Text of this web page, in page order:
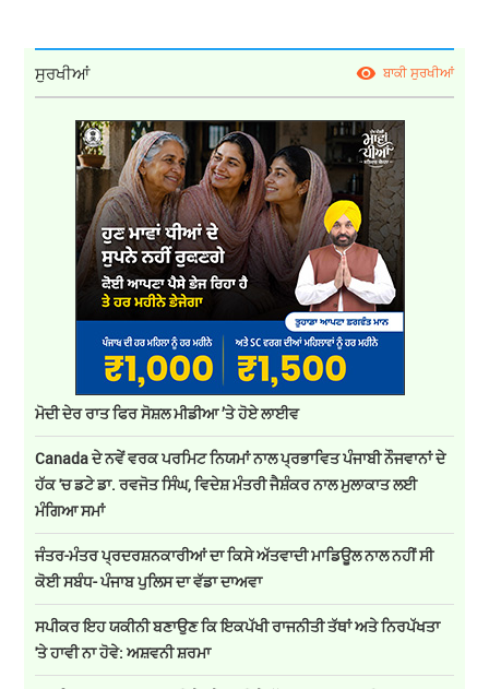
ਸੁਰਖੀਆਂ ਬਾਕੀ ਸੁਰਖੀਆਂ
ਮੋਦੀ ਦੇਰ ਰਾਤ ਫਿਰ ਸੋਸ਼ਲ ਮੀਡੀਆ ’ਤੇ ਹੋਏ ਲਾਈਵ
Canada ਦੇ ਨਵੇਂ ਵਰਕ ਪਰਮਿਟ ਨਿਯਮਾਂ ਨਾਲ ਪ੍ਰਭਾਵਿਤ ਪੰਜਾਬੀ ਨੌਜਵਾਨਾਂ ਦੇ
ਹੱਕ 'ਚ ਡਟੇ ਡਾ. ਰਵਜੋਤ ਸਿੰਘ, ਵਿਦੇਸ਼ ਮੰਤਰੀ ਜੈਸ਼ੰਕਰ ਨਾਲ ਮੁਲਾਕਾਤ ਲਈ
ਮੰਗਿਆ ਸਮਾਂ
ਜੰਤਰ-ਮੰਤਰ ਪ੍ਰਦਰਸ਼ਨਕਾਰੀਆਂ ਦਾ ਕਿਸੇ ਅੱਤਵਾਦੀ ਮਾਡਿਊਲ ਨਾਲ ਨਹੀਂ ਸੀ
ਕੋਈ ਸਬੰਧ- ਪੰਜਾਬ ਪੁਲਿਸ ਦਾ ਵੱਡਾ ਦਾਅਵਾ
ਸਪੀਕਰ ਇਹ ਯਕੀਨੀ ਬਣਾਉਣ ਕਿ ਇਕਪੱਖੀ ਰਾਜਨੀਤੀ ਤੱਥਾਂ ਅਤੇ ਨਿਰਪੱਖਤਾ
'ਤੇ ਹਾਵੀ ਨਾ ਹੋਵੇ: ਅਸ਼ਵਨੀ ਸ਼ਰਮਾ